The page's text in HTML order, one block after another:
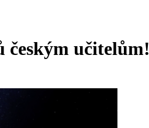
českým učitelům!